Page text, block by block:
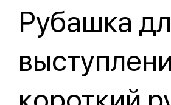
Рубашка